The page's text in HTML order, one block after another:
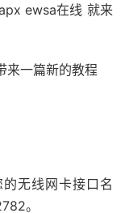
ewsa在线 就来
来一篇新的教程
无线网卡接口名
。